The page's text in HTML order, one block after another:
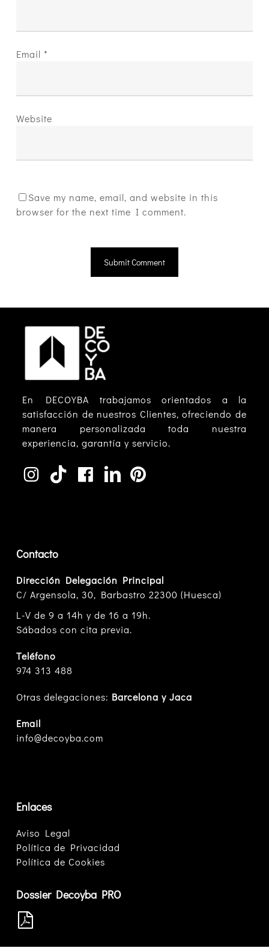
Email *
Website
Save my name, email, and website in this
browser for the next time I comment.
En DECOYBA trabajamos orientados a la
satisfacción de nuestros Clientes, ofreciendo de
manera personalizada toda nuestra
experiencia, garantía y servicio.
Contacto
Dirección Delegación Principal
C/ Argensola, 30, Barbastro 22300 (Huesca)
L-V de 9 a 14h y de 16 a 19h.
Sábados con cita previa.
Teléfono
974 313 488
Otras delegaciones: Barcelona y Jaca
Email
info@decoyba.com
Enlaces
Aviso Legal
Política de Privacidad
Política de Cookies
Dossier Decoyba PRO